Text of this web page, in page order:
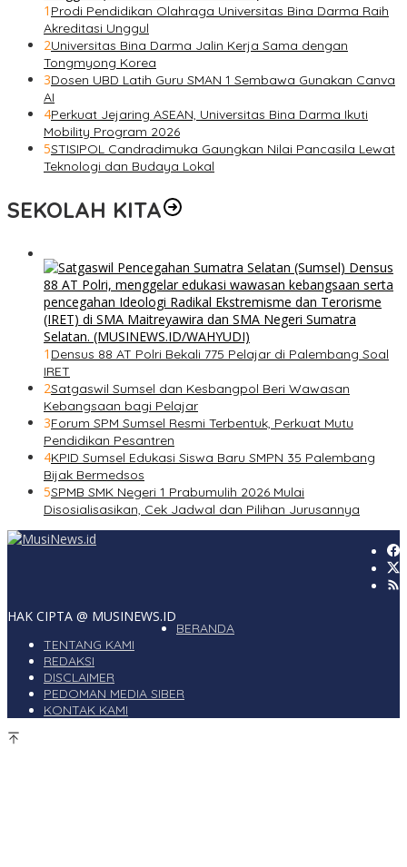
1 Prodi Pendidikan Olahraga Universitas Bina Darma Raih
Akreditasi Unggul
2Universitas Bina Darma Jalin Kerja Sama dengan
Tongmyong Korea
3Dosen UBD Latih Guru SMAN 1 Sembawa Gunakan Canva
AI
4Perkuat Jejaring ASEAN, Universitas Bina Darma Ikuti
Mobility Program 2026
5STISIPOL Candradimuka Gaungkan Nilai Pancasila Lewat
Teknologi dan Budaya Lokal
SEKOLAH KITA
1 Densus 88 AT Polri Bekali 775 Pelajar di Palembang Soal
IRET
2Satgaswil Sumsel dan Kesbangpol Beri Wawasan
Kebangsaan bagi Pelajar
3Forum SPM Sumsel Resmi Terbentuk, Perkuat Mutu
Pendidikan Pesantren
4KPID Sumsel Edukasi Siswa Baru SMPN 35 Palembang
Bijak Bermedsos
5SPMB SMK Negeri 1 Prabumulih 2026 Mulai
Disosialisasikan, Cek Jadwal dan Pilihan Jurusannya
HAK CIPTA @ MUSINEWS.ID
BERANDA
TENTANG KAMI
REDAKSI
DISCLAIMER
PEDOMAN MEDIA SIBER
KONTAK KAMI